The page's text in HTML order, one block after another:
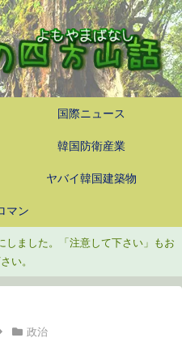
国際ニュース
韓国防衛産業
ヤバイ韓国建築物
マン
しました。「注意して下さい」もお
い。
政治